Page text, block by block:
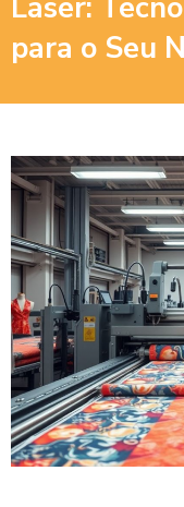
Laser:
para o Seu